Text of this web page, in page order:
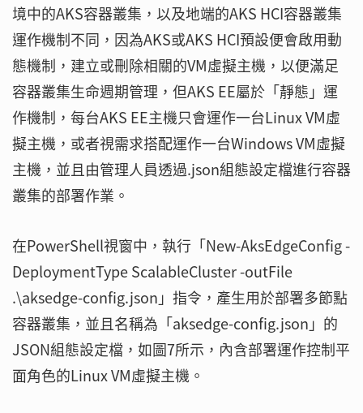
境中的AKS容器叢集，以及地端的AKS HCI容器叢集
運作機制不同，因為AKS或AKS HCI預設便會啟用動
態機制，建立或刪除相關的VM虛擬主機，以便滿足
容器叢集生命週期管理，但AKS EE屬於「靜態」運
作機制，每台AKS EE主機只會運作一台Linux VM虛
擬主機，或者視需求搭配運作一台Windows VM虛擬
主機，並且由管理人員透過.json組態設定檔進行容器
叢集的部署作業。
在PowerShell視窗中，執行「New-AksEdgeConfig -
DeploymentType ScalableCluster -outFile
.\aksedge-config.json」指令，產生用於部署多節點
容器叢集，並且名稱為「aksedge-config.json」的
JSON組態設定檔，如圖7所示，內含部署運作控制平
面角色的Linux VM虛擬主機。